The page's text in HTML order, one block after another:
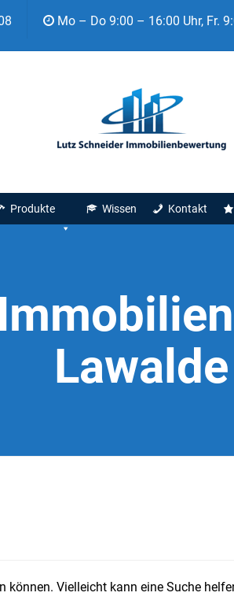
Mo – Do 9:00 – 16:00 Uhr, Fr.
Produkte Wissen Kontakt
Lawalde
können. Vielleicht kann eine Suche